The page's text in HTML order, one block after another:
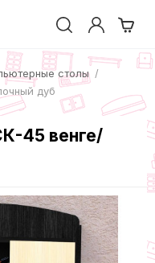
столы
дуб
45 венге/